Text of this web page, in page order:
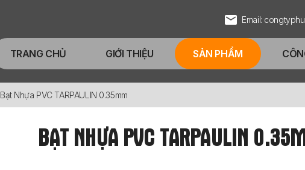
Email:
TRANG CHỦ GIỚI THIỆU SẢN PHẨM
Bạt Nhựa PVC TARPAULIN 0.35mm
BẠT NHỰA PVC TARPAULIN